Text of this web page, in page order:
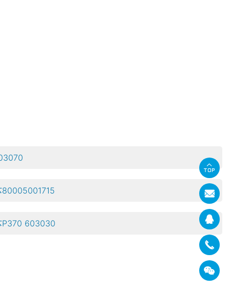
80005001715
P370 603030